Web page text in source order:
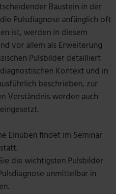
Baustein in der
Pulsdiagnose anfänglich oft
ist, werden in diesem
vor allem als Erweiterung
Pulsbilder detailliert
Kontext und in
beschrieben, zur
Verständnis werden auch
Einüben findet im Seminar
die wichtigsten Pulsbilder
unmittelbar in